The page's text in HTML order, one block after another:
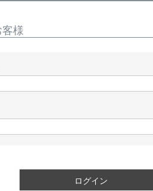
様
ログイン